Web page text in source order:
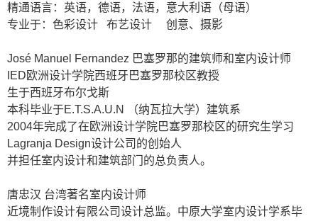
精通语言：英语，德语，法语，意大利语（母语）
专业于：色彩设计
布艺设计 创意、摄影
José Manuel Fernandez 巴塞罗那的建筑师和室内设计师
IED欧洲设计学院西班牙巴塞罗那校区教授
生于西班牙布尔戈斯
本科毕业于E.T.S.A.U.N
（纳瓦拉大学）建筑系
2004年完成了在欧洲设计学院巴塞罗那校区的研究生学习
Lagranja Design设计公司的创始人
并担任室内设计和建筑部门的总负责人。
唐忠汉 台湾著名室内设计师
近境制作设计有限公司设计总监。中原大学室内设计学系毕